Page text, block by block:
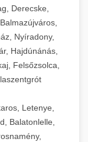
Derecske,
Nyíradony,
Hajdúnánás,
Felsőzsolca,
Letenye,
Balatonlelle,